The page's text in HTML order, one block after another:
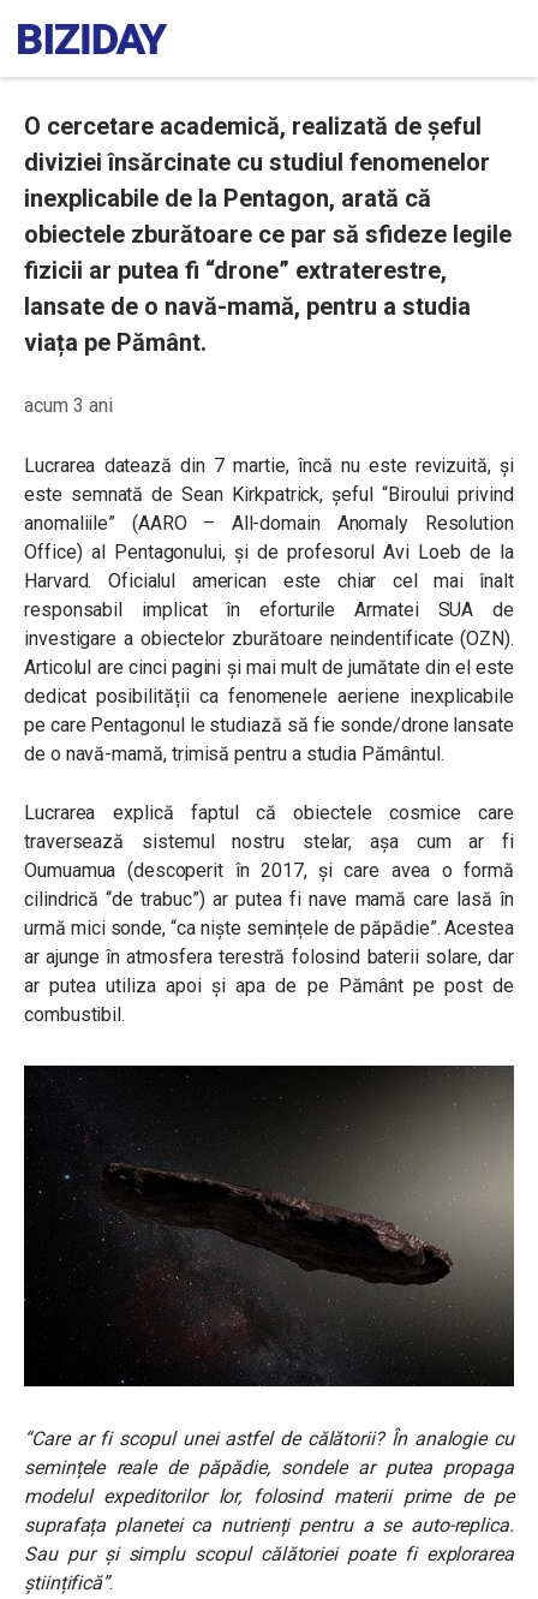
O cercetare academică, realizată de șeful
diviziei însărcinate cu studiul fenomenelor
inexplicabile de la Pentagon, arată că
obiectele zburătoare ce par să sfideze legile
fizicii ar putea fi “drone” extraterestre,
lansate de o navă-mamă, pentru a studia
viața pe Pământ.
acum 3 ani
Lucrarea datează din 7 martie, încă nu este revizuită, și
este semnată de Sean Kirkpatrick, șeful “Biroului privind
anomaliile” (AARO – All-domain Anomaly Resolution
Office) al Pentagonului, și de profesorul Avi Loeb de la
Harvard. Oficialul american este chiar cel mai înalt
responsabil implicat în eforturile Armatei SUA de
investigare a obiectelor zburătoare neindentificate (OZN).
Articolul are cinci pagini și mai mult de jumătate din el este
dedicat posibilității ca fenomenele aeriene inexplicabile
pe care Pentagonul le studiază să fie sonde/drone lansate
de o navă-mamă, trimisă pentru a studia Pământul.
Lucrarea explică faptul că obiectele cosmice care
traversează sistemul nostru stelar, așa cum ar fi
Oumuamua (descoperit în 2017, și care avea o formă
cilindrică “de trabuc”) ar putea fi nave mamă care lasă în
urmă mici sonde, “ca niște semințele de păpădie”. Acestea
ar ajunge în atmosfera terestră folosind baterii solare, dar
ar putea utiliza apoi și apa de pe Pământ pe post de
combustibil.
“Care ar fi scopul unei astfel de călătorii? În analogie cu
semințele reale de păpădie, sondele ar putea propaga
modelul expeditorilor lor, folosind materii prime de pe
suprafața planetei ca nutrienți pentru a se auto-replica.
Sau pur și simplu scopul călătoriei poate fi explorarea
științifică”.